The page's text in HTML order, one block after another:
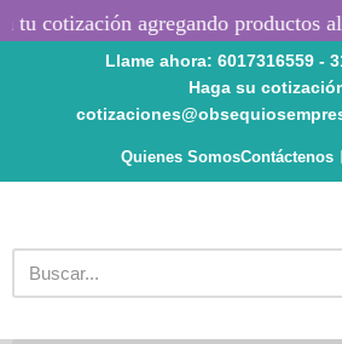
contenido
cotización agregando productos al
Llame ahora: 6017316559 -
Haga su
Quienes SomosContáctenos